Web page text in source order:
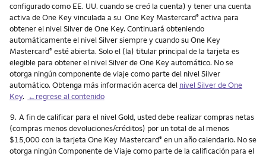
configurado como EE. UU. cuando se creó la cuenta) y tener una cuenta
activa de One Key vinculada a su One Key Mastercard® activa para
obtener el nivel Silver de One Key. Continuará obteniendo
automáticamente el nivel Silver siempre y cuando su One Key
Mastercard® esté abierta. Solo el (la) titular principal de la tarjeta es
elegible para obtener el nivel Silver de One Key automático. No se
otorga ningún componente de viaje como parte del nivel Silver
automático. Obtenga más información acerca del nivel Silver de One
Key. ←regrese al contenido
Nota
9. A fin de calificar para el nivel Gold, usted debe realizar compras netas
(compras menos devoluciones/créditos) por un total de al menos
$15,000 con la tarjeta One Key Mastercard® en un año calendario. No se
otorga ningún Componente de Viaje como parte de la calificación para el